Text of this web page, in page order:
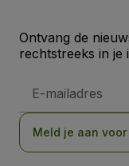
Ontvang de
rechtstreeks in je
mailadres
Meld je aan